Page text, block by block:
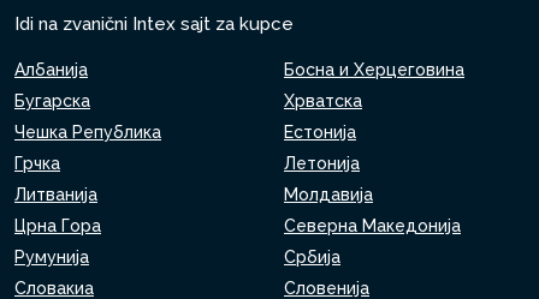
Idi na zvanični Intex sajt za kupce
Албанија
Босна и Херцеговина
Бугарска
Хрватска
Чешка Република
Естонија
Грчка
Летонија
Литванија
Молдавија
Црна Гора
Северна Македонија
Румунија
Србија
Словакиа
Словенија